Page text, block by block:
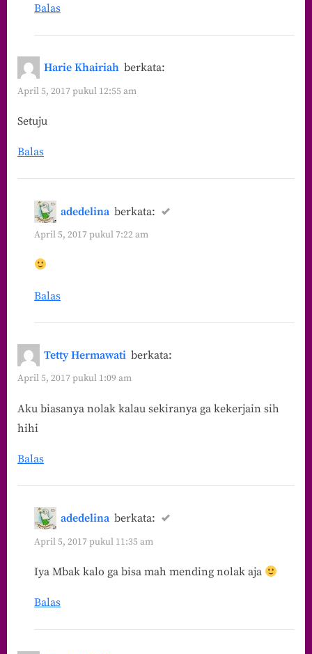
Balas
Harie Khairiah berkata:
April 5, 2017 pukul 12:55 am
Setuju
Balas
adedelina berkata:
April 5, 2017 pukul 7:22 am
Balas
Tetty Hermawati berkata:
April 5, 2017 pukul 1:09 am
Aku biasanya nolak kalau sekiranya ga kekerjain sih
hihi
Balas
adedelina berkata:
April 5, 2017 pukul 11:35 am
Iya Mbak kalo ga bisa mah mending nolak aja
Balas